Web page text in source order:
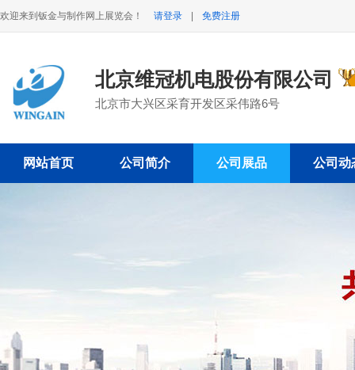
欢迎来到钣金与制作网上展览会！ 请登录 免费注册
北京维冠机电股份有限公司
北京市大兴区采育开发区采伟路6号
网站首页 公司简介 公司展品 公司动